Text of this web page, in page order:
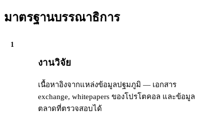
มาตรฐานบรรณาธิการ
1
งานวิจัย
เนื้อหาอิงจากแหล่งข้อมูลปฐมภูมิ — เอกสาร
exchange, whitepapers ของโปรโตคอล และข้อมูล
ตลาดที่ตรวจสอบได้